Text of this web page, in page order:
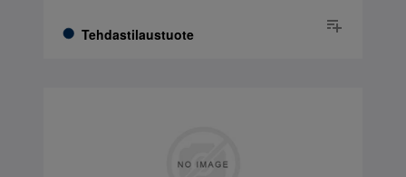
Tehdastilaustuote